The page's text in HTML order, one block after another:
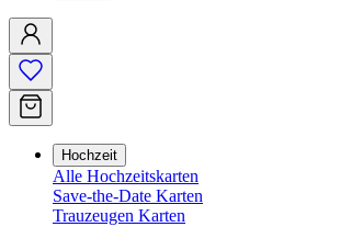
Hochzeit
Alle Hochzeitskarten
Save-the-Date Karten
Trauzeugen Karten